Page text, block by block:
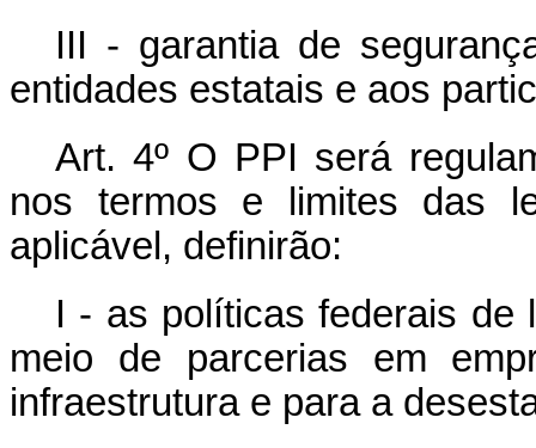
III - garantia de
entidades estatais e aos
Art. 4º O PPI será
nos termos e limites das
aplicável, definirão:
I - as políticas federais de
meio de parcerias em
infraestrutura e para a